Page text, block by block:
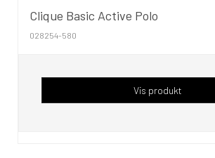
Clique Basic Active Polo
028254-580
Vis produkt